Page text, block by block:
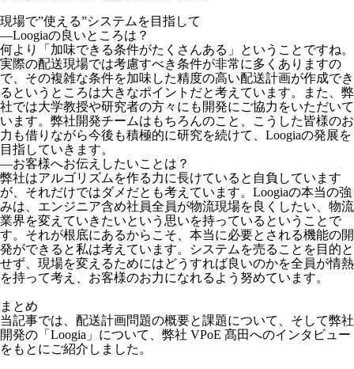
現場で”使える”システムを目指して
―Loogiaの良いところは？
何より「加味できる条件がたくさんある」ということですね。
実際の配送現場では考慮すべき条件が非常に多くありますの
で、その複雑な条件を加味した精度の高い配送計画が作成でき
るというところは大きなポイントだと考えています。また、弊
社では大学教授や研究者の方々にも開発にご協力をいただいて
います。弊社開発チームはもちろんのこと、こうした皆様のお
力も借りながら今後も積極的に研究を続けて、Loogiaの発展を
目指していきます。
―お客様へお伝えしたいことは？
弊社はアルゴリズムを作る力に長けていると自負しています
が、それだけではダメだとも考えています。Loogiaの本当の強
みは、エンジニア含め社員全員が物流現場を良くしたい、物流
業界を変えていきたいという思いを持っているということで
す。それが根底にあるからこそ、本当に必要とされる機能の開
発ができると私は考えています。システムを売ることを目的と
せず、現場を変えるためにはどうすれば良いのかを全員が情熱
を持って考え、お客様のお力になれるよう努めています。
まとめ
当記事では、配送計画問題の概要と課題について、そして弊社
開発の「Loogia」について、弊社 VPoE 髙田へのインタビュー
をもとにご紹介しました。